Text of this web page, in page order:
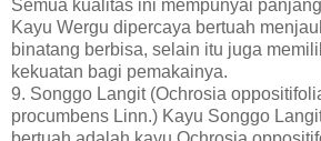
Semua kualitas ini mempunyai
Kayu Wergu dipercaya bertuah
binatang berbisa, selain itu juga
kekuatan bagi pemakainya.
9. Songgo Langit (Ochrosia
procumbens Linn.) Kayu Songgo